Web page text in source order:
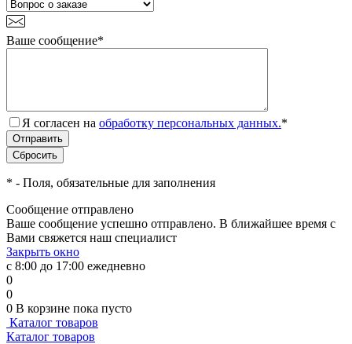
Ваше сообщение*
Я согласен на обработку персональных данных.*
* - Поля, обязательные для заполнения
Сообщение отправлено
Ваше сообщение успешно отправлено. В ближайшее время с
Вами свяжется наш специалист
Закрыть окно
с 8:00 до 17:00 ежедневно
0
0
0 В корзине пока пусто
Каталог товаров
Каталог товаров